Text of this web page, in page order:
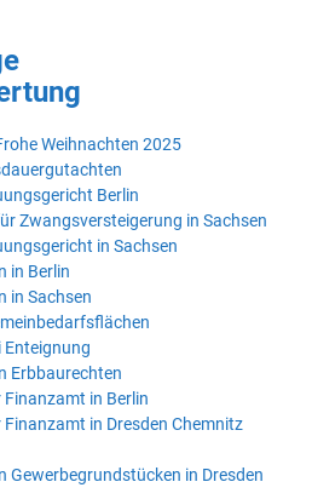
Weihnachten 2025
Berlin
Zwangsversteigerung in Sachsen
in Sachsen
in Berlin
in Sachsen
Erbbaurechten
in Berlin
in Dresden Chemnitz
Gewerbegrundstücken in Dresden